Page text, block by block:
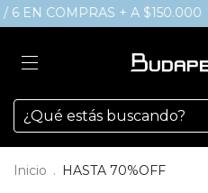
EN COMPRAS + A $150.000
Inicio . HASTA 70%OFF